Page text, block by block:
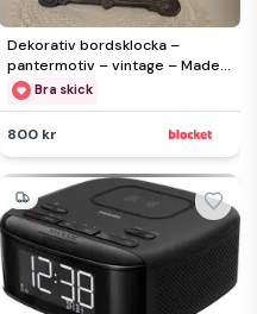
Dekorativ bordsklocka –
pantermotiv – vintage – Made
in Germany
Bra skick
800 kr